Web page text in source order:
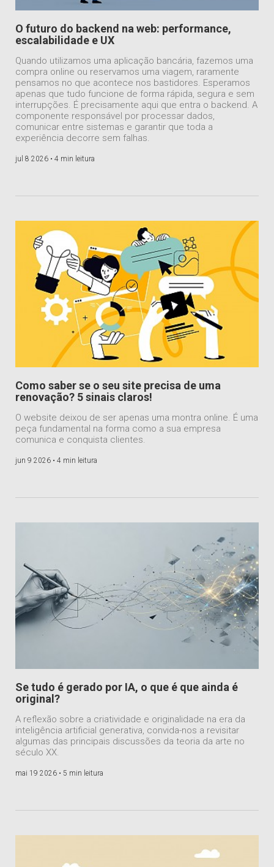
O futuro do backend na web: performance,
escalabilidade e UX
Quando utilizamos uma aplicação bancária, fazemos uma
compra online ou reservamos uma viagem, raramente
pensamos no que acontece nos bastidores. Esperamos
apenas que tudo funcione de forma rápida, segura e sem
interrupções. É precisamente aqui que entra o backend. A
componente responsável por processar dados,
comunicar entre sistemas e garantir que toda a
experiência decorre sem falhas.
jul 8 2026 • 4 min leitura
Como saber se o seu site precisa de uma
renovação? 5 sinais claros!
O website deixou de ser apenas uma montra online. É uma
peça fundamental na forma como a sua empresa
comunica e conquista clientes.
jun 9 2026 • 4 min leitura
Se tudo é gerado por IA, o que é que ainda é
original?
A reflexão sobre a criatividade e originalidade na era da
inteligência artificial generativa, convida-nos a revisitar
algumas das principais discussões da teoria da arte no
século XX.
mai 19 2026 • 5 min leitura